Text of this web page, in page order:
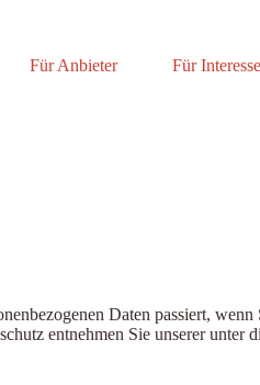
Für Anbieter Für
Daten passiert,
entnehmen Sie unserer unter